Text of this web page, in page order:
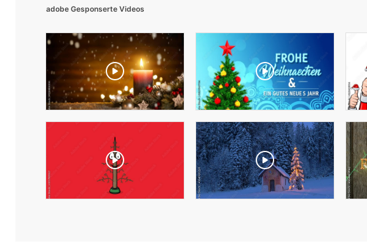
adobe Gesponserte Videos